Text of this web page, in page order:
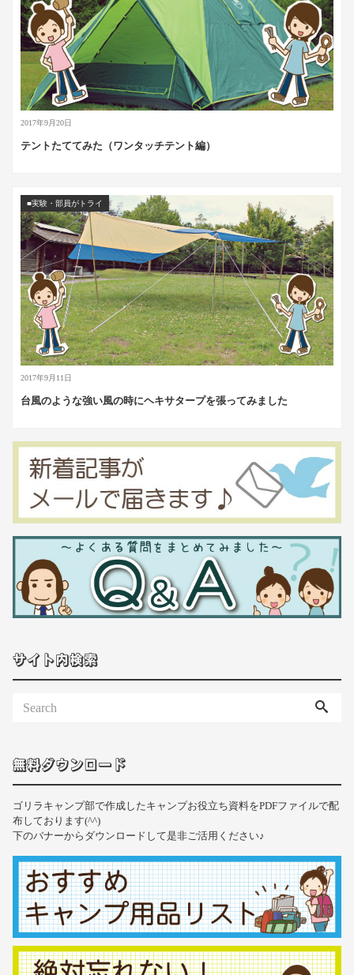
2017年9月20日
テントたててみた（ワンタッチテント編）
2017年9月11日
■実験・部員がトライ
台風のような強い風の時にヘキサタープを張ってみました
サイト内検索
無料ダウンロード
ゴリラキャンプ部で作成したキャンプお役立ち資料をPDFファイルで配
布しております(^^)
下のバナーからダウンロードして是非ご活用ください♪